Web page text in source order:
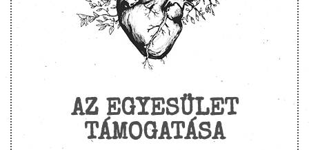
AZ EGYESÜLET
TÁMOGATÁSA